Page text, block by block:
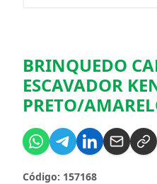
BRINQUEDO
ESCAVADOR
PRETO/
Código: 157168